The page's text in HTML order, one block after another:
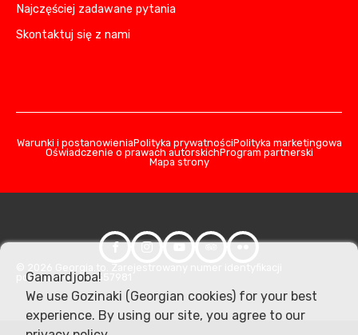
Najczęściej zadawane pytania
Skontaktuj się z nami
Warunki i postanowieniaPolityka prywatnościPolityka marketingowa
Oświadczenie o prawach autorskichProgram partnerski
Mapa strony
podatkowej: 406357981
Gamardjoba!
We use Gozinaki (Georgian cookies) for your best
experience. By using our site, you agree to our